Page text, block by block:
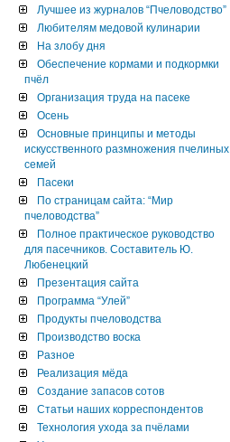
Лучшее из журналов “Пчеловодство”
Любителям медовой кулинарии
На злобу дня
Обеспечение кормами и подкормки
пчёл
Организация труда на пасеке
Осень
Основные принципы и методы
искусственного размножения пчелиных
семей
Пасеки
По страницам сайта: “Мир
пчеловодства”
Полное практическое руководство
для пасечников. Составитель Ю.
Любенецкий
Презентация сайта
Программа “Улей”
Продукты пчеловодства
Производство воска
Разное
Реализация мёда
Создание запасов сотов
Статьи наших корреспондентов
Технология ухода за пчёлами